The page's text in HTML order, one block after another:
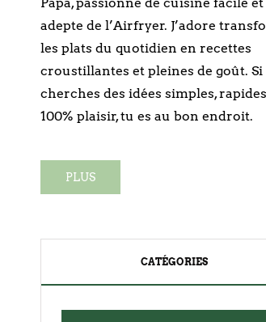
adepte de l’Airfryer. J’adore
les plats du quotidien en recettes
croustillantes et pleines de goût. Si
cherches des idées simples,
100% plaisir, tu es au bon endroit.
PLUS
CATÉGORIES